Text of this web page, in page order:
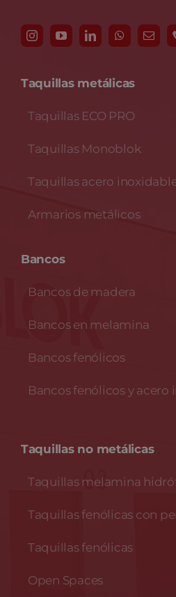
Taquillas metálicas
Taquillas ECO PRO
Taquillas Monoblok
Taquillas acero
Armarios metálicos
Bancos
Bancos de madera
Bancos en melamina
Bancos fenólicos
Bancos fenólicos y acero
Taquillas no metálicas
Taquillas melamina
Taquillas fenólicas con
Taquillas fenólicas
Open Spaces